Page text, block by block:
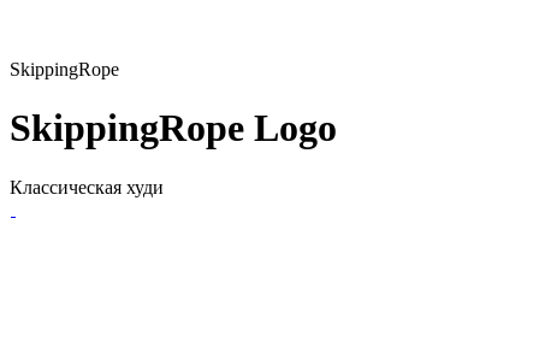
SkippingRope
SkippingRope Logo
Классическая худи